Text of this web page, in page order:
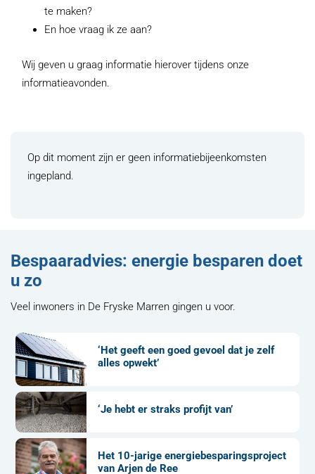
te maken?
En hoe vraag ik ze aan?
Wij geven u graag informatie hierover tijdens onze
informatieavonden.
Op dit moment zijn er geen informatiebijeenkomsten
ingepland.
Bespaaradvies: energie besparen doet
u zo
Veel inwoners in De Fryske Marren gingen u voor.
‘Het geeft een goed gevoel dat je zelf
alles opwekt’
‘Je hebt er straks profijt van’
Het 10-jarige energiebesparingsproject
van Arjen de Ree